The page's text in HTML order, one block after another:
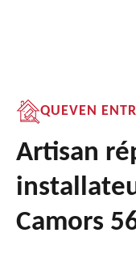
QUEVEN
Artisan
Camors